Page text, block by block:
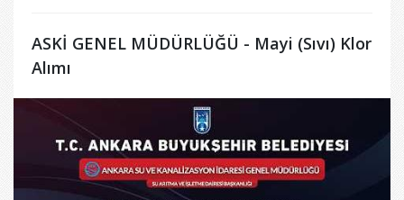
ASKİ GENEL MÜDÜRLÜĞÜ - Mayi (Sıvı) Klor
Alımı